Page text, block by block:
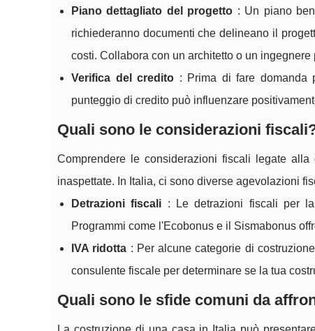
Piano dettagliato del progetto : Un piano
richiederanno documenti che delineano il
costi. Collabora con un architetto o un
Verifica del credito : Prima di fare domanda
punteggio di credito può influenzare
Quali sono le considerazioni
Comprendere le considerazioni fiscali legate
inaspettate. In Italia, ci sono diverse agevolazioni
Detrazioni fiscali : Le detrazioni fiscali per
Programmi come l'Ecobonus e il Sismabonus
IVA ridotta : Per alcune categorie di
consulente fiscale per determinare se la tua
Quali sono le sfide comuni da